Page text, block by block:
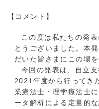
【コメント】
この度は私たちの発
とうございました。本
だいた皆さまにこの場
今回の発表は、自立
2021年度から行ってき
業療法士・理学療法士
ータ解析による定量的